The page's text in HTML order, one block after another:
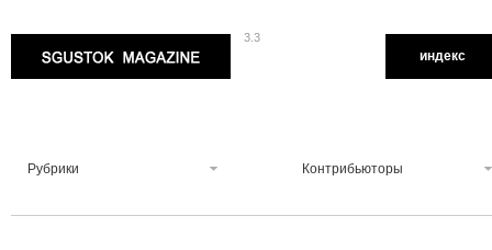
3.3
индекс
Рубрики Контрибьюторы